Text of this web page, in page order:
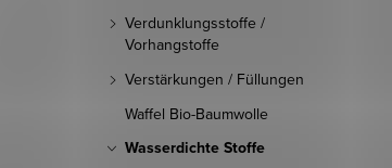
Verdunklungsstoffe /
Vorhangstoffe
Verstärkungen / Füllungen
Waffel Bio-Baumwolle
Wasserdichte Stoffe